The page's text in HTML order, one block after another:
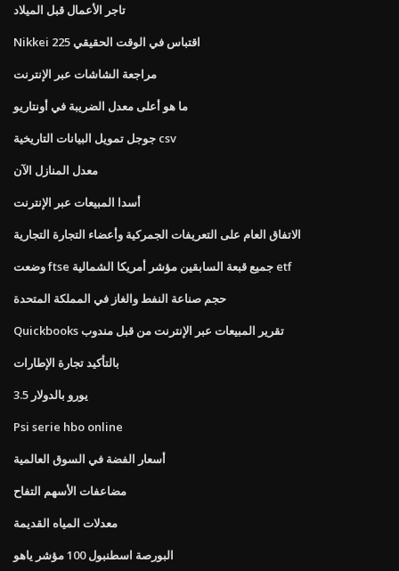
تاجر الأعمال قبل الميلاد
Nikkei 225 اقتباس في الوقت الحقيقي
مراجعة الشاشات عبر الإنترنت
ما هو أعلى معدل الضريبة في أونتاريو
جوجل تمويل البيانات التاريخية csv
معدل المنازل الآن
أسدا المبيعات عبر الإنترنت
الاتفاق العام على التعريفات الجمركية وأعضاء التجارة التجارية
وضعت ftse جميع قبعة السابقين مؤشر أمريكا الشمالية etf
حجم صناعة النفط والغاز في المملكة المتحدة
Quickbooks تقرير المبيعات عبر الإنترنت من قبل مندوب
بالتأكيد تجارة الإطارات
3.5 يورو بالدولار
Psi serie hbo online
أسعار الفضة في السوق العالمية
مضاعفات الأسهم التفاح
معدلات المياه القديمة
البورصة اسطنبول 100 مؤشر ياهو